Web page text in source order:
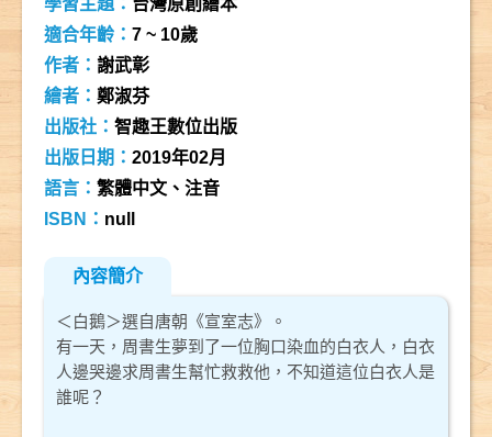
學習主題： 台灣原創繪本
適合年齡：7 ~ 10歲
作者：謝武彰
繪者：鄭淑芬
出版社：智趣王數位出版
出版日期：2019年02月
語言：繁體中文、注音
ISBN： null
內容簡介
＜白鵝＞選自唐朝《宣室志》。
有一天，周書生夢到了一位胸口染血的白衣人，白衣
人邊哭邊求周書生幫忙救救他，不知道這位白衣人是
誰呢？